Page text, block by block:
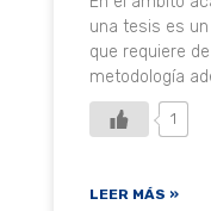
una tesis es
que requiere
metodología
1
LEER MÁS »